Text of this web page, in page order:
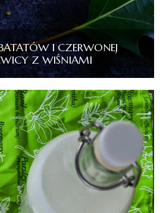
I CZERWONEJ
Z WIŚNIAMI